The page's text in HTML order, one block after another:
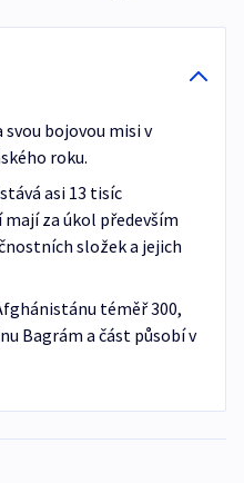
bojovou misi v
roku.
asi 13 tisíc
za úkol především
složek a jejich
téměř 300,
Bagrám a část působí v